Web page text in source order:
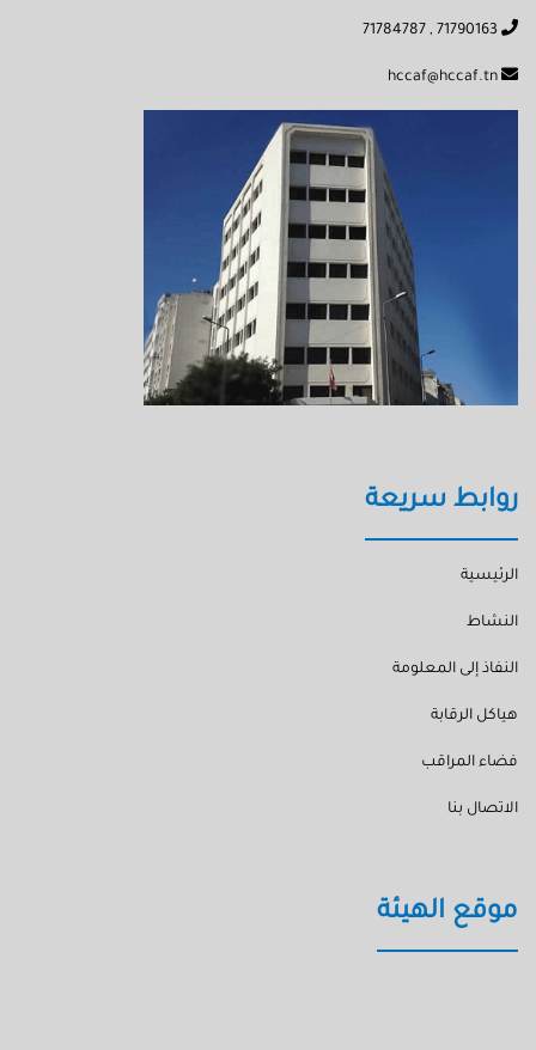
روابط سريعة
الرئيسية
النشاط
النفاذ إلى المعلومة
هياكل الرقابة
فضاء المراقب
الاتصال بنا
موقع الهيئة